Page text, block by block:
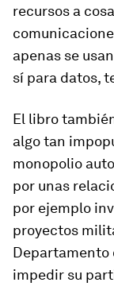
recursos a
apenas se
sí para datos,
El libro
algo tan
monopolio
por unas
por ejemplo
proyectos
Departamento
impedir su